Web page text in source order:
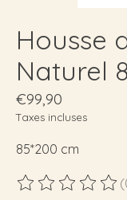
Housse
Naturel
€99,90
Taxes incluses
85*200 cm
Ce produit est